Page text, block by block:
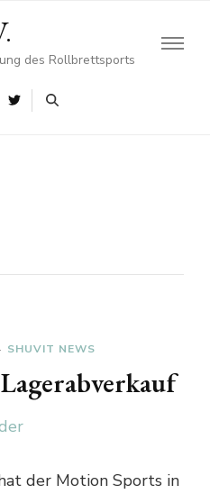
des Rollbrettsports
SHUVIT NEWS
der Motion Sports in